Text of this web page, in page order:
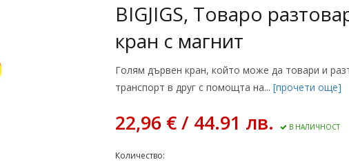
BIGJIGS, Товаро
кран с магнит
Голям дървен кран, който може да товари и
транспорт в друг с помощта на... [прочети още]
22,96 € / 44.91 лв. В НАЛИЧНОСТ
Количество: